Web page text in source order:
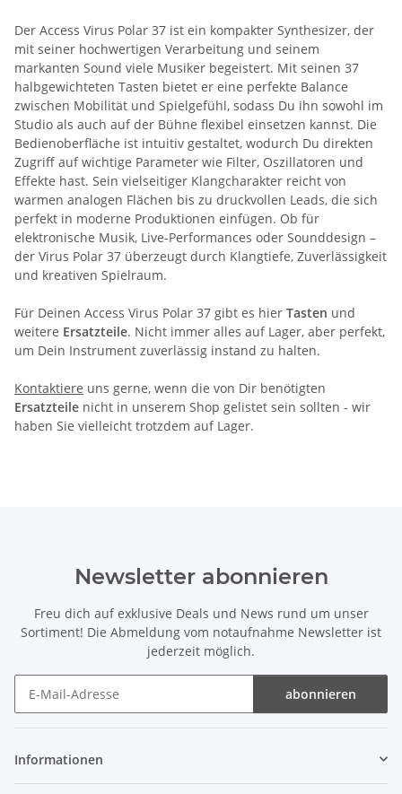
Der Access Virus Polar 37 ist ein kompakter Synthesizer, der
mit seiner hochwertigen Verarbeitung und seinem
markanten Sound viele Musiker begeistert. Mit seinen 37
halbgewichteten Tasten bietet er eine perfekte Balance
zwischen Mobilität und Spielgefühl, sodass Du ihn sowohl im
Studio als auch auf der Bühne flexibel einsetzen kannst. Die
Bedienoberfläche ist intuitiv gestaltet, wodurch Du direkten
Zugriff auf wichtige Parameter wie Filter, Oszillatoren und
Effekte hast. Sein vielseitiger Klangcharakter reicht von
warmen analogen Flächen bis zu druckvollen Leads, die sich
perfekt in moderne Produktionen einfügen. Ob für
elektronische Musik, Live-Performances oder Sounddesign –
der Virus Polar 37 überzeugt durch Klangtiefe, Zuverlässigkeit
und kreativen Spielraum.
Für Deinen Access Virus Polar 37 gibt es hier Tasten und
weitere Ersatzteile. Nicht immer alles auf Lager, aber perfekt,
um Dein Instrument zuverlässig instand zu halten.
Kontaktiere uns gerne, wenn die von Dir benötigten
Ersatzteile nicht in unserem Shop gelistet sein sollten - wir
haben Sie vielleicht trotzdem auf Lager.
Newsletter abonnieren
Freu dich auf exklusive Deals und News rund um unser
Sortiment! Die Abmeldung vom notaufnahme Newsletter ist
jederzeit möglich.
abonnieren
Informationen